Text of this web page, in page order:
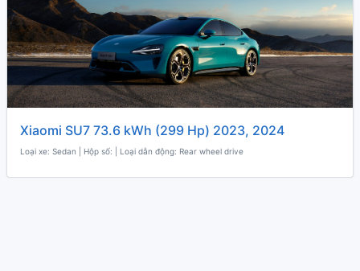
Xiaomi SU7 73.6 kWh (299 Hp) 2023, 2024
Loại xe: Sedan | Hộp số: | Loại dẫn động: Rear wheel drive